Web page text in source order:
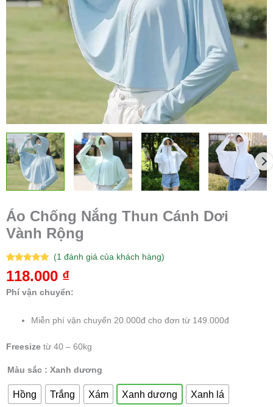
Áo Chống Nắng Thun Cánh Dơi
Vành Rộng
5.00 trên 5
dựa trên
1
(1đánh giá của khách hàng)
118.000 ₫
Phí vận chuyển:
Miễn phí vận chuyển 20.000đ cho đơn từ 149.000đ
Freesize từ 40 – 60kg
Màu sắc : Xanh dương
Hồng Trắng Xám Xanh dương Xanh lá